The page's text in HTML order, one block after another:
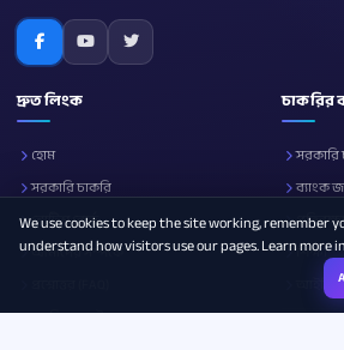
দ্রুত লিংক
হোম
সরকারি চাকরি
নোটিশ বোর্ড
আমাদের সম্পর্কে
ক্যারিয়ার গাইড
চাকরির
সরকারি
ব্যাংক
প্রতিরক্ষা
শিক্ষা
আইসিটি
We use cookies to keep the site working, remember
understand how visitors use our pages. Learn more